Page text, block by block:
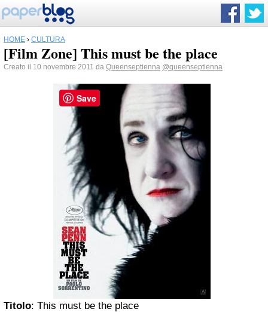
HOME › CULTURA
[Film Zone] This must be the place
Creato il 10 novembre 2011 da Queenseptienna @queenseptienna
Titolo: This must be the place
Save